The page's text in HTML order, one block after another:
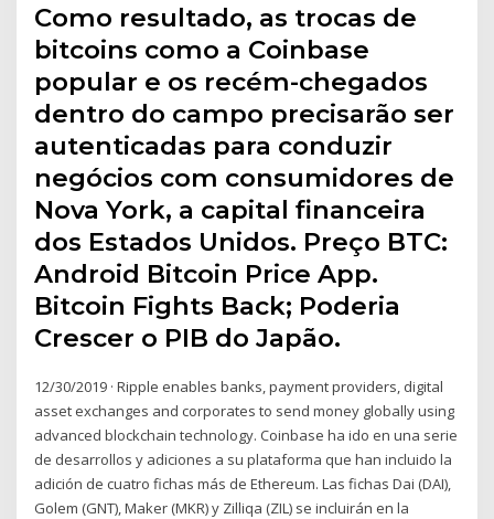
Como resultado, as trocas de
bitcoins como a Coinbase
popular e os recém-chegados
dentro do campo precisarão ser
autenticadas para conduzir
negócios com consumidores de
Nova York, a capital financeira
dos Estados Unidos. Preço BTC:
Android Bitcoin Price App.
Bitcoin Fights Back; Poderia
Crescer o PIB do Japão.
12/30/2019 · Ripple enables banks, payment providers, digital
asset exchanges and corporates to send money globally using
advanced blockchain technology. Coinbase ha ido en una serie
de desarrollos y adiciones a su plataforma que han incluido la
adición de cuatro fichas más de Ethereum. Las fichas Dai (DAI),
Golem (GNT), Maker (MKR) y Zilliqa (ZIL) se incluirán en la